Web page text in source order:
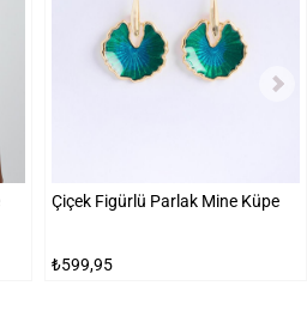
Çiçek Figürlü Parlak Mine Küpe
₺599,95